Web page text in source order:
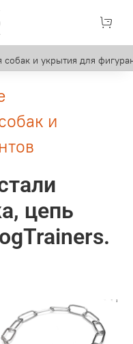
и укрытия для
и
цепь